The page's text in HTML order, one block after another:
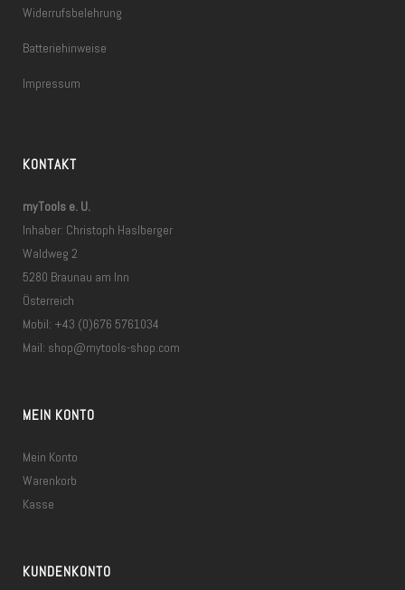
Widerrufsbelehrung
Batteriehinweise
Impressum
KONTAKT
myTools e. U.
Inhaber: Christoph Haslberger
Waldweg 2
5280 Braunau am Inn
Österreich
Mobil: +43 (0)676 5761034
Mail: shop@mytools-shop.com
MEIN KONTO
Mein Konto
Warenkorb
Kasse
KUNDENKONTO